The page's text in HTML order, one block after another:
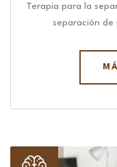
Terapia para la
separación de